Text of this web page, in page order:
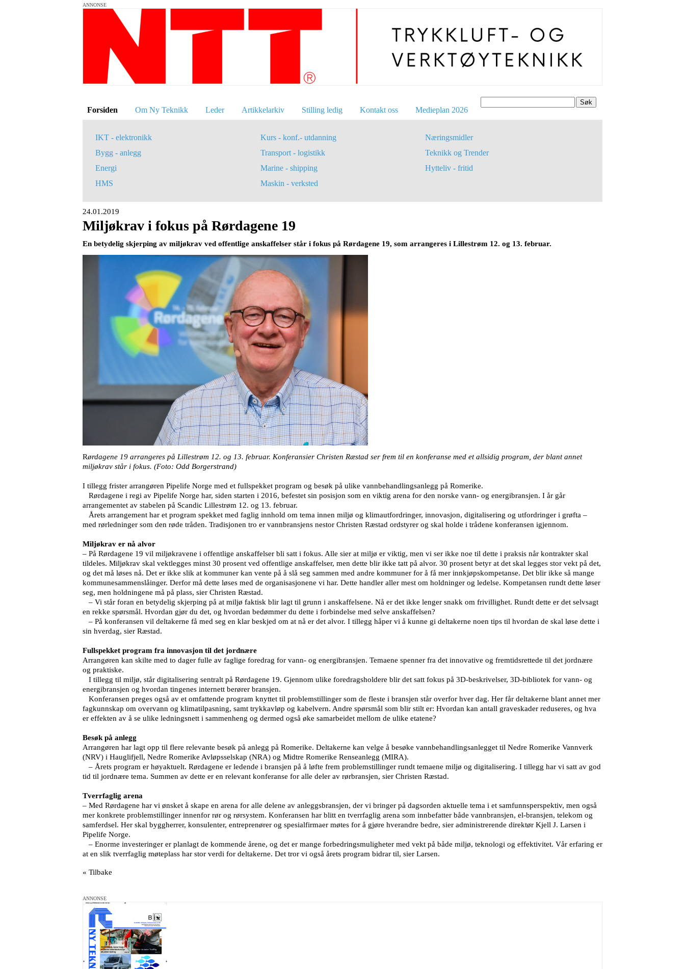
ANNONSE
Søk
Forsiden Om Ny Teknikk Leder Artikkelarkiv Stilling ledig Kontakt oss Medieplan 2026
IKT - elektronikk
Bygg - anlegg
Energi
HMS
Kurs - konf.- utdanning
Transport - logistikk
Marine - shipping
Maskin - verksted
Næringsmidler
Teknikk og Trender
Hytteliv - fritid
24.01.2019
Miljøkrav i fokus på Rørdagene 19
En betydelig skjerping av miljøkrav ved offentlige anskaffelser står i fokus på Rørdagene 19, som arrangeres i Lillestrøm 12. og 13. februar.
Rørdagene 19 arrangeres på Lillestrøm 12. og 13. februar. Konferansier Christen Ræstad ser frem til en konferanse med et allsidig program, der blant annet
miljøkrav står i fokus. (Foto: Odd Borgerstrand)
I tillegg frister arrangøren Pipelife Norge med et fullspekket program og besøk på ulike vannbehandlingsanlegg på Romerike.
Rørdagene i regi av Pipelife Norge har, siden starten i 2016, befestet sin posisjon som en viktig arena for den norske vann- og energibransjen. I år går
arrangementet av stabelen på Scandic Lillestrøm 12. og 13. februar.
Årets arrangement har et program spekket med faglig innhold om tema innen miljø og klimautfordringer, innovasjon, digitalisering og utfordringer i grøfta –
med rørledninger som den røde tråden. Tradisjonen tro er vannbransjens nestor Christen Ræstad ordstyrer og skal holde i trådene konferansen igjennom.
Miljøkrav er nå alvor
– På Rørdagene 19 vil miljøkravene i offentlige anskaffelser bli satt i fokus. Alle sier at miljø er viktig, men vi ser ikke noe til dette i praksis når kontrakter skal
tildeles. Miljøkrav skal vektlegges minst 30 prosent ved offentlige anskaffelser, men dette blir ikke tatt på alvor. 30 prosent betyr at det skal legges stor vekt på det,
og det må løses nå. Det er ikke slik at kommuner kan vente på å slå seg sammen med andre kommuner for å få mer innkjøpskompetanse. Det blir ikke så mange
kommunesammenslåinger. Derfor må dette løses med de organisasjonene vi har. Dette handler aller mest om holdninger og ledelse. Kompetansen rundt dette løser
seg, men holdningene må på plass, sier Christen Ræstad.
– Vi står foran en betydelig skjerping på at miljø faktisk blir lagt til grunn i anskaffelsene. Nå er det ikke lenger snakk om frivillighet. Rundt dette er det selvsagt
en rekke spørsmål. Hvordan gjør du det, og hvordan bedømmer du dette i forbindelse med selve anskaffelsen?
– På konferansen vil deltakerne få med seg en klar beskjed om at nå er det alvor. I tillegg håper vi å kunne gi deltakerne noen tips til hvordan de skal løse dette i
sin hverdag, sier Ræstad.
Fullspekket program fra innovasjon til det jordnære
Arrangøren kan skilte med to dager fulle av faglige foredrag for vann- og energibransjen. Temaene spenner fra det innovative og fremtidsrettede til det jordnære
og praktiske.
I tillegg til miljø, står digitalisering sentralt på Rørdagene 19. Gjennom ulike foredragsholdere blir det satt fokus på 3D-beskrivelser, 3D-bibliotek for vann- og
energibransjen og hvordan tingenes internett berører bransjen.
Konferansen preges også av et omfattende program knyttet til problemstillinger som de fleste i bransjen står overfor hver dag. Her får deltakerne blant annet mer
fagkunnskap om overvann og klimatilpasning, samt trykkavløp og kabelvern. Andre spørsmål som blir stilt er: Hvordan kan antall graveskader reduseres, og hva
er effekten av å se ulike ledningsnett i sammenheng og dermed også øke samarbeidet mellom de ulike etatene?
Besøk på anlegg
Arrangøren har lagt opp til flere relevante besøk på anlegg på Romerike. Deltakerne kan velge å besøke vannbehandlingsanlegget til Nedre Romerike Vannverk
(NRV) i Hauglifjell, Nedre Romerike Avløpsselskap (NRA) og Midtre Romerike Renseanlegg (MIRA).
– Årets program er høyaktuelt. Rørdagene er ledende i bransjen på å løfte frem problemstillinger rundt temaene miljø og digitalisering. I tillegg har vi satt av god
tid til jordnære tema. Summen av dette er en relevant konferanse for alle deler av rørbransjen, sier Christen Ræstad.
Tverrfaglig arena
– Med Rørdagene har vi ønsket å skape en arena for alle delene av anleggsbransjen, der vi bringer på dagsorden aktuelle tema i et samfunnsperspektiv, men også
mer konkrete problemstillinger innenfor rør og rørsystem. Konferansen har blitt en tverrfaglig arena som innbefatter både vannbransjen, el-bransjen, telekom og
samferdsel. Her skal byggherrer, konsulenter, entreprenører og spesialfirmaer møtes for å gjøre hverandre bedre, sier administrerende direktør Kjell J. Larsen i
Pipelife Norge.
– Enorme investeringer er planlagt de kommende årene, og det er mange forbedringsmuligheter med vekt på både miljø, teknologi og effektivitet. Vår erfaring er
at en slik tverrfaglig møteplass har stor verdi for deltakerne. Det tror vi også årets program bidrar til, sier Larsen.
« Tilbake
ANNONSE